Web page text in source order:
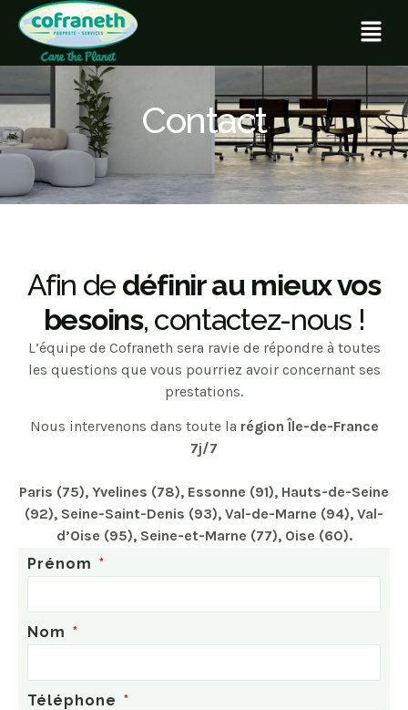
Contact
Afin de définir au mieux vos
besoins, contactez-nous !
L’équipe de Cofraneth sera ravie de répondre à toutes
les questions que vous pourriez avoir concernant ses
prestations.
Nous intervenons dans toute la région Île-de-France
7j/7
Paris (75), Yvelines (78), Essonne (91), Hauts-de-Seine
(92), Seine-Saint-Denis (93), Val-de-Marne (94), Val-
d’Oise (95), Seine-et-Marne (77), Oise (60).
Prénom
Nom
Téléphone